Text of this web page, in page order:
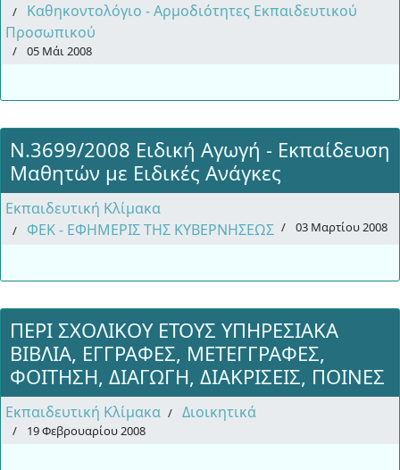
Καθηκοντολόγιο - Αρμοδιότητες Εκπαιδευτικού
Προσωπικού
05 Μάι 2008
Ν.3699/2008 Ειδική Αγωγή - Εκπαίδευση
Μαθητών με Ειδικές Ανάγκες
Εκπαιδευτική Κλίμακα
ΦΕΚ - ΕΦΗΜΕΡΙΣ ΤΗΣ ΚΥΒΕΡΝΗΣΕΩΣ
03 Μαρτίου 2008
ΠΕΡΙ ΣΧΟΛΙΚΟΥ ΕΤΟΥΣ ΥΠΗΡΕΣΙΑΚΑ
ΒΙΒΛΙΑ, ΕΓΓΡΑΦΕΣ, ΜΕΤΕΓΓΡΑΦΕΣ,
ΦΟΙΤΗΣΗ, ΔΙΑΓΩΓΗ, ΔΙΑΚΡΙΣΕΙΣ, ΠΟΙΝΕΣ
Εκπαιδευτική Κλίμακα Διοικητικά
19 Φεβρουαρίου 2008